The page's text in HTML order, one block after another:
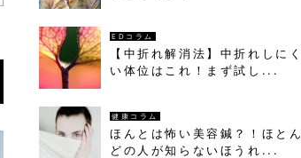
EDコラム
【中折れ解消法】中折れしにく
い体位はこれ！まず試し...
健康コラム
ほんとは怖い美容鍼？！ほとん
どの人が知らないほうれ...